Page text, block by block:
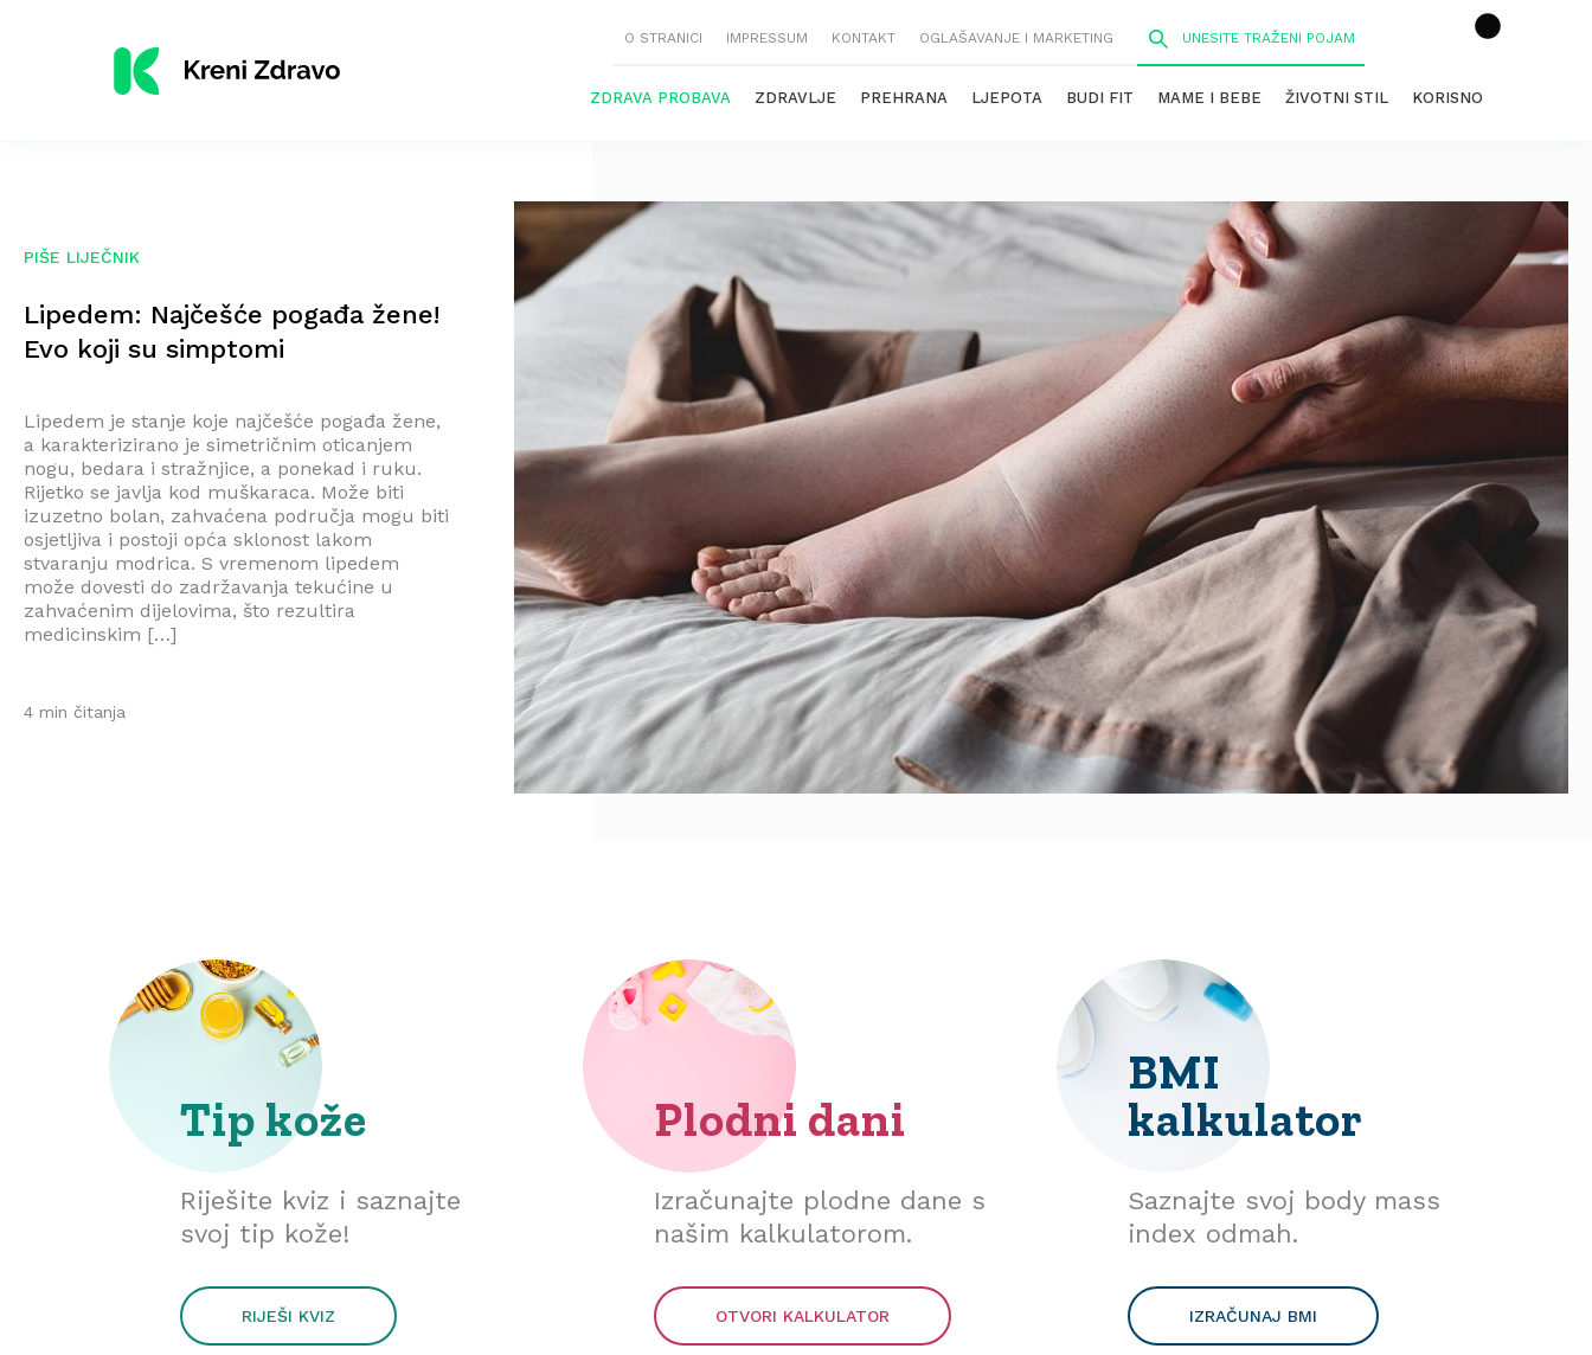
O STRANICI IMPRESSUM KONTAKT OGLAŠAVANJE I MARKETING
ZDRAVA PROBAVA ZDRAVLJE PREHRANA LJEPOTA BUDI FIT MAME I BEBE ŽIVOTNI STIL KORISNO
PIŠE LIJEČNIK
Lipedem: Najčešće pogađa žene!
Evo koji su simptomi
Lipedem je stanje koje najčešće pogađa žene,
a karakterizirano je simetričnim oticanjem
nogu, bedara i stražnjice, a ponekad i ruku.
Rijetko se javlja kod muškaraca. Može biti
izuzetno bolan, zahvaćena područja mogu biti
osjetljiva i postoji opća sklonost lakom
stvaranju modrica. S vremenom lipedem
može dovesti do zadržavanja tekućine u
zahvaćenim dijelovima, što rezultira
medicinskim […]
4 min čitanja
Tip kože
Riješite kviz i saznajte
svoj tip kože!
RIJEŠI KVIZ
Plodni dani
Izračunajte plodne dane s
našim kalkulatorom.
OTVORI KALKULATOR
BMI
kalkulator
Saznajte svoj body mass
index odmah.
IZRAČUNAJ BMI